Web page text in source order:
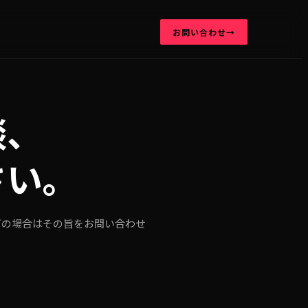
お問い合わせ→
。
場合はその旨をお問い合わせ